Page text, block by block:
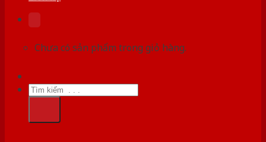
Chưa có sản phẩm trong giỏ hàng.
Tìm
kiếm: